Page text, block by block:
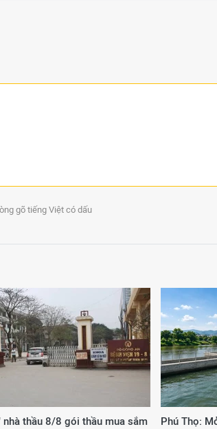
gõ tiếng Việt có dấu
nhà thầu 8/8 gói thầu mua sắm
Phú Thọ: